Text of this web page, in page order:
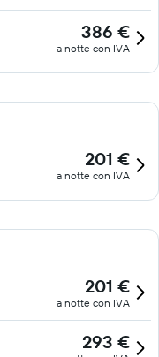
386 €
a notte con IVA
201 €
a notte con IVA
201 €
a notte con IVA
293 €